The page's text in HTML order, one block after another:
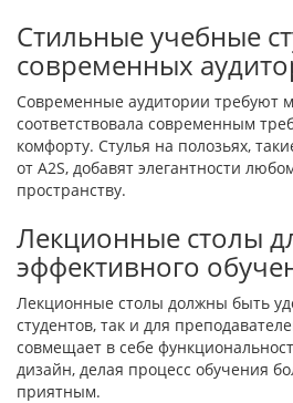
Стильные учебные
современных
Современные аудитории требуют
соответствовала современным
комфорту. Стулья на полозьях,
от A2S, добавят элегантности
пространству.
Лекционные столы
эффективного
Лекционные столы должны быть
студентов, так и для
совмещает в себе
дизайн, делая процесс обучения
приятным.